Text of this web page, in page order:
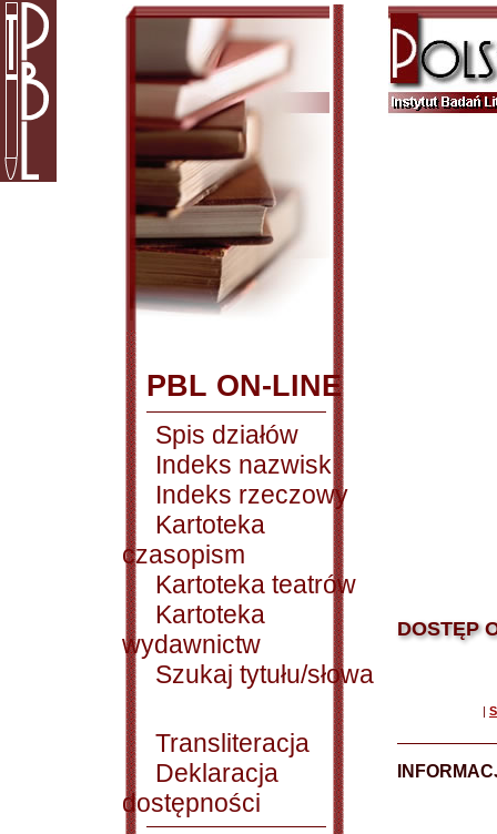
PBL ON-LINE
Spis działów
Indeks nazwisk
Indeks rzeczowy
Kartoteka
czasopism
Kartoteka teatrów
Kartoteka
wydawnictw
Szukaj tytułu/słowa
Transliteracja
Deklaracja
dostępności
DOSTĘP
|